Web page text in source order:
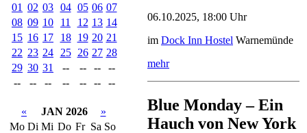
01 02 03 04 05 06 07
08 09 10 11 12 13 14
15 16 17 18 19 20 21
22 23 24 25 26 27 28
29 30 31 -- -- --
--
--
-- -- -- -- -- --
« JAN 2026
»
Mo Di Mi Do Fr Sa So
06.10.2025, 18:00 Uhr
im Dock Inn Hostel Warnemünde
mehr
Blue Monday – Ein
Hauch von New York